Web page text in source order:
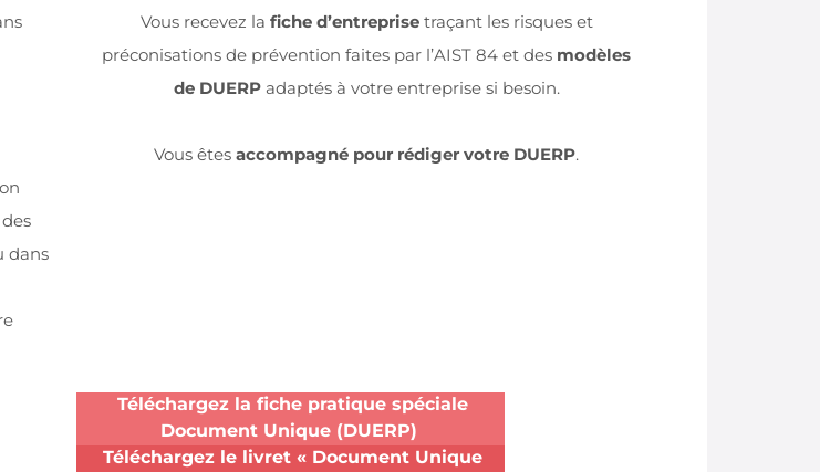
dans
Vous recevez la fiche d’entreprisetraçant les risques et
préconisations de prévention faites par l’AIST 84 et des modèles
de DUERPadaptés à votre entreprise si besoin.
Vous êtes accompagné pour rédiger votre DUERP.
Téléchargez la fiche pratique spéciale
Document Unique (DUERP)
Téléchargez le livret « Document Unique